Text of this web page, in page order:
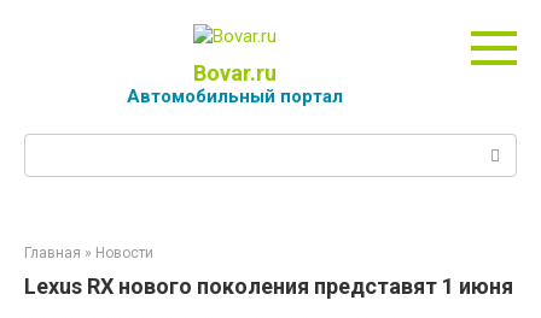
Bovar.ru
Автомобильный портал
Главная » Новости
Lexus RX нового поколения представят 1 июня